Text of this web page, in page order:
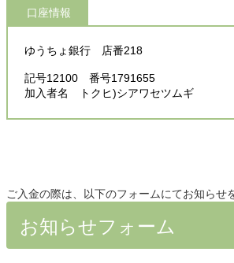
口座情報
ゆうちょ銀行 店番218
記号12100 番号1791655
加入者名 トクヒ)シアワセツムギ
ご入金の際は、以下のフォームにてお知らせ
お知らせフォーム